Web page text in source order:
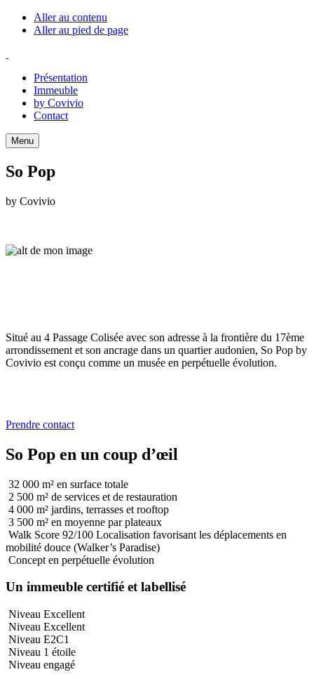
Aller au contenu
Aller au pied de page
Présentation
Immeuble
by Covivio
Contact
Menu
So Pop
by Covivio
Situé au 4 Passage Colisée avec son adresse à la frontière du 17ème
arrondissement et son ancrage dans un quartier audonien, So Pop by
Covivio est conçu comme un musée en perpétuelle évolution.
Prendre contact
So Pop en un coup d’œil
32 000 m² en surface totale
2 500 m² de services et de restauration
4 000 m² jardins, terrasses et rooftop
3 500 m² en moyenne par plateaux
Walk Score 92/100 Localisation favorisant les déplacements en
mobilité douce (Walker’s Paradise)
Concept en perpétuelle évolution
Un immeuble certifié et labellisé
Niveau Excellent
Niveau Excellent
Niveau E2C1
Niveau 1 étoile
Niveau engagé